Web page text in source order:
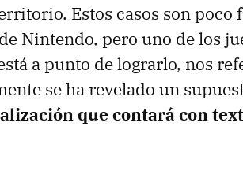
Estos casos son poco
Nintendo, pero uno de los
a punto de lograrlo, nos
se ha revelado un
que contará con